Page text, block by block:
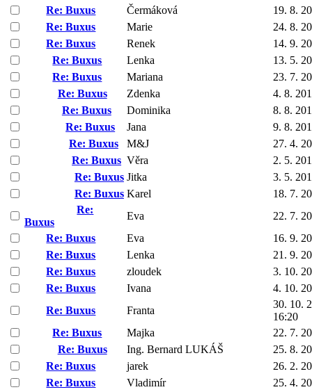
Re: Buxus
Čermáková
19. 8.
Re: Buxus
Marie
24. 8.
Re: Buxus
Renek
14. 9.
Re: Buxus
Lenka
13. 5.
Re: Buxus
Mariana
23. 7.
Re: Buxus
Zdenka
4. 8.
Re: Buxus
Dominika
8. 8.
Re: Buxus
Jana
9. 8.
Re: Buxus
M&J
27. 4.
Re: Buxus Věra
2. 5.
Re: Buxus Jitka
3. 5.
Re: Buxus Karel
18. 7.
Re:
Buxus
Eva
22. 7.
Re: Buxus
Eva
16. 9.
Re: Buxus
Lenka
21. 9.
Re: Buxus
zloudek
3. 10.
Re: Buxus
Ivana
4. 10.
Re: Buxus
Franta
30. 10.
16:20
Re: Buxus
Majka
22. 7.
Re: Buxus
Ing. Bernard LUKÁŠ
25. 8.
Re: Buxus
jarek
26. 2.
Re: Buxus
Vladimír
25. 4.